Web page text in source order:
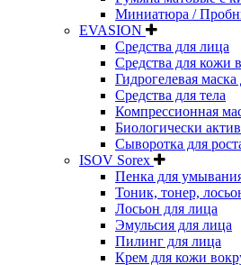
Миниатюра /
EVASION
Средства для лица
Средства для кожи
Гидрогелевая маска
Средства для тела
Компрессионная
Биологически
Сыворотка для
ISOV Sorex
Пенка для
Тоник, тонер,
Лосьон для лица
Эмульсия для лица
Пилинг для лица
Крем для кожи